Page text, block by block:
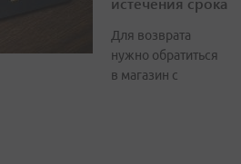
Для возврата
нужно обратиться
в магазин с